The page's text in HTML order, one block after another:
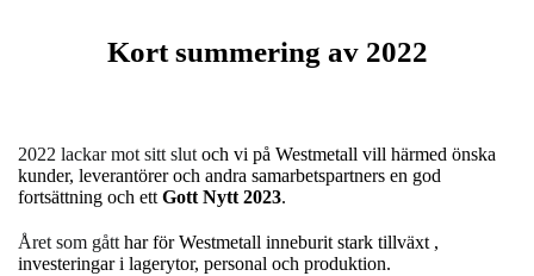
Kort summering av 2022
2022 lackar mot sitt slutoch vi på Westmetall vill härmed önska
kunder, leverantörer och andra samarbetspartners en god
fortsättning och ettGott Nytt 2023.
Året som gåtthar för Westmetall inneburit stark tillväxt ,
investeringar i lagerytor, personal och produktion.